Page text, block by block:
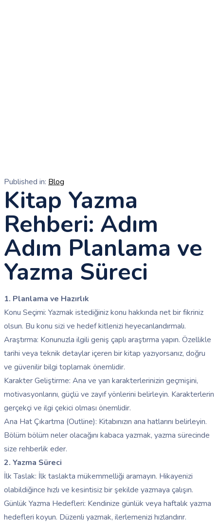
Published in: Blog
Kitap Yazma
Rehberi: Adım
Adım Planlama ve
Yazma Süreci
1. Planlama ve Hazırlık
Konu Seçimi: Yazmak istediğiniz konu hakkında net bir fikriniz
olsun. Bu konu sizi ve hedef kitlenizi heyecanlandırmalı.
Araştırma: Konunuzla ilgili geniş çaplı araştırma yapın. Özellikle
tarihi veya teknik detaylar içeren bir kitap yazıyorsanız, doğru
ve güvenilir bilgi toplamak önemlidir.
Karakter Geliştirme: Ana ve yan karakterlerinizin geçmişini,
motivasyonlarını, güçlü ve zayıf yönlerini belirleyin. Karakterlerin
gerçekçi ve ilgi çekici olması önemlidir.
Ana Hat Çıkartma (Outline): Kitabınızın ana hatlarını belirleyin.
Bölüm bölüm neler olacağını kabaca yazmak, yazma sürecinde
size rehberlik eder.
2. Yazma Süreci
İlk Taslak: İlk taslakta mükemmelliği aramayın. Hikayenizi
olabildiğince hızlı ve kesintisiz bir şekilde yazmaya çalışın.
Günlük Yazma Hedefleri: Kendinize günlük veya haftalık yazma
hedefleri koyun. Düzenli yazmak, ilerlemenizi hızlandırır.